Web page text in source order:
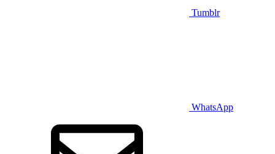
Tumblr
WhatsApp